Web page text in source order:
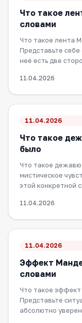
Что такое
словами
Что такое лента
Представьте
неё есть две
11.04.2026
11.04.2026
Что такое
было
Что такое
мистическое
этой конкретной
11.04.2026
11.04.2026
Эффект
словами
Что такое
Представьте
абсолютно